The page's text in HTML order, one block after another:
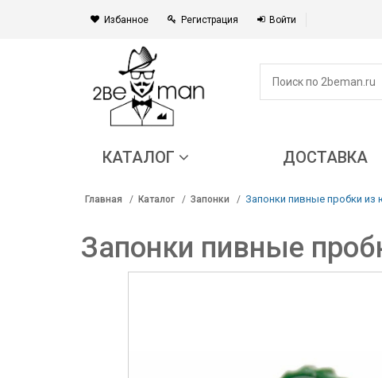
Избанное Регистрация Войти
КАТАЛОГ ДОСТАВКА
Главная Каталог Запонки Запонки пивные пробки из
Запонки пивные